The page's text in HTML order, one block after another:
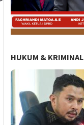
HUKUM & KRIMINAL